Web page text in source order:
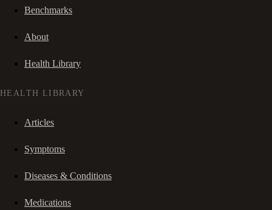
Benchmarks
About
Health Library
HEALTH LIBRARY
Articles
Symptoms
Diseases & Conditions
Medications